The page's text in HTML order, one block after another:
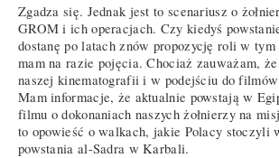
Zgadza się. Jednak jest to scenariusz o
GROM i ich operacjach. Czy kiedyś
dostanę po latach znów propozycję roli w
mam na razie pojęcia. Chociaż zauważam,
naszej kinematografii i w podejściu do
Mam informacje, że aktualnie powstają w
filmu o dokonaniach naszych żołnierzy na
to opowieść o walkach, jakie Polacy stoczyli
powstania al-Sadra w Karbali.